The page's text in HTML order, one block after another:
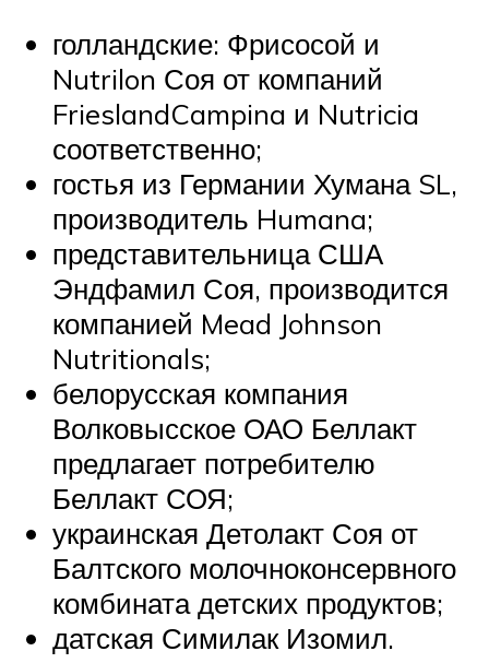
голландские: Фрисосой и
Nutrilon Соя от компаний
FrieslandCampina и Nutricia
соответственно;
гостья из Германии Хумана SL,
производитель Humana;
представительница США
Эндфамил Соя, производится
компанией Mead Johnson
Nutritionals;
белорусская компания
Волковысское ОАО Беллакт
предлагает потребителю
Беллакт СОЯ;
украинская Детолакт Соя от
Балтского молочноконсервного
комбината детских продуктов;
датская Симилак Изомил.